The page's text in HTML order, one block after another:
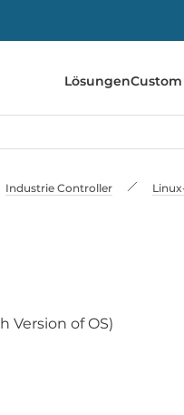
Lösungen
Industrie Controller
Version of OS)